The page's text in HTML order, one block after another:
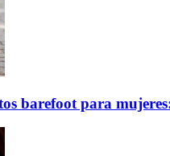
barefoot para